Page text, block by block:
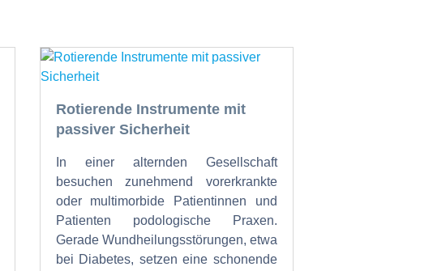
Rotierende Instrumente mit
passiver Sicherheit
In einer alternden Gesellschaft
besuchen zunehmend vorerkrankte
oder multimorbide Patientinnen und
Patienten podologische Praxen.
Gerade Wundheilungsstörungen, etwa
bei Diabetes, setzen eine schonende